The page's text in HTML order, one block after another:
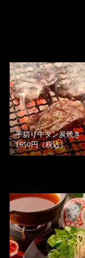
手切り牛タン炭焼き
1650円（税込）